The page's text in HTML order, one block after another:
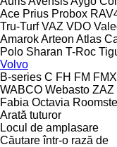
Ace Prius Probox
Tru-Turf VAZ VDO
AmarokArteon Atlas
Polo Sharan T-Roc
Volvo
B-series C FH FM FMX
WABCO Webasto ZAZ
Fabia Octavia
Arată tuturor
Locul de amplasare
Căutare într-o rază de